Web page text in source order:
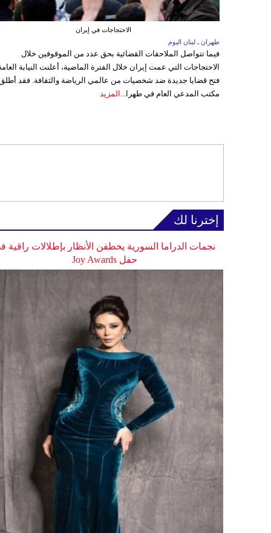
الاحتجاجات في إيران
طهران ـ لبنان اليوم
فيما تتواصل الملاحقات القضائية بحق عدد من الموقوفين خلال
الاحتجاجات التي عمت إيران خلال الفترة الماضية، أعلنت النيابة
فتح قضايا جديدة ضد شخصيات من عالمي الرياضة والثقافة. فقد
مكتب المدعي العام في طهرا... المزيد
إخترنا لك
نجمات الدراما السورية يخطفن الأنظار بإطلالات راقية
حفل Joy Awards